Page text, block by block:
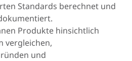
Standards berechnet und
Produkte hinsichtlich
vergleichen,
und